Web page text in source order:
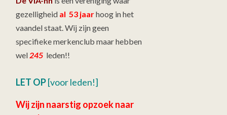
gezelligheid al 53 jaarhoog in het
vaandel staat. Wij zijn geen
specifieke merkenclub maar hebben
wel245 leden!!
LET OP[voor leden!]
Wij zijn naarstig opzoek naar